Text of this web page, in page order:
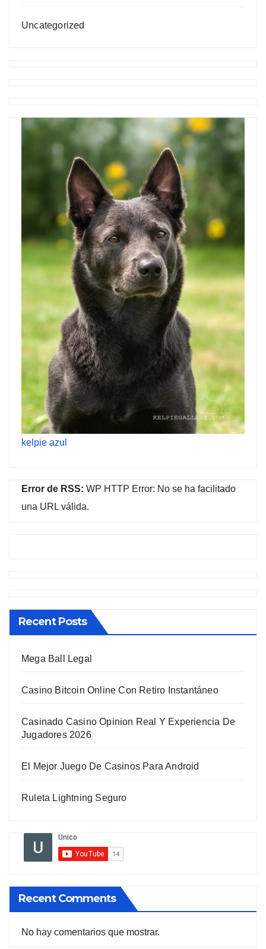
Uncategorized
kelpie azul
Error de RSS: WP HTTP Error: No se ha facilitado
una URL válida.
Recent Posts
Mega Ball Legal
Casino Bitcoin Online Con Retiro Instantáneo
Casinado Casino Opinion Real Y Experiencia De
Jugadores 2026
El Mejor Juego De Casinos Para Android
Ruleta Lightning Seguro
Recent Comments
No hay comentarios que mostrar.